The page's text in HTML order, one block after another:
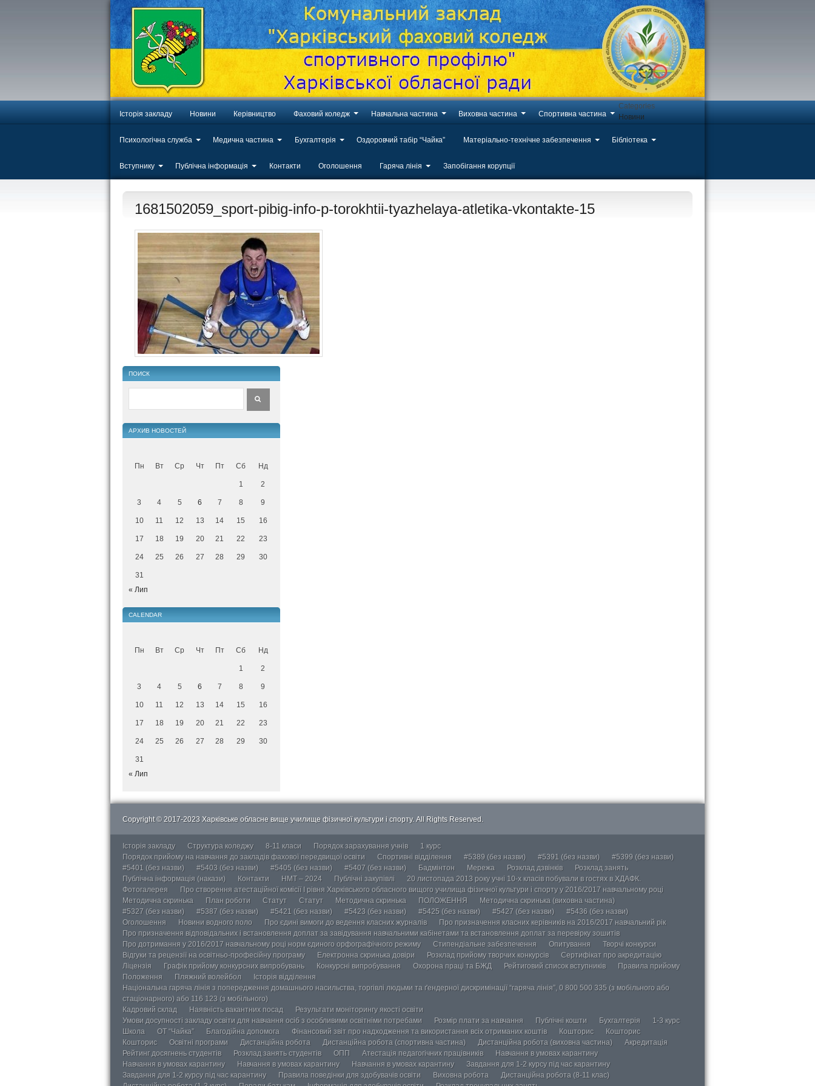
Історія закладу Новини Керівництво Фаховий коледж Навчальна частина Виховна частина Спортивна частина
Психологічна служба Медична частина Бухгалтерія Оздоровчий табір “Чайка” Матеріально-технічне забезпечення Бібліотека
Вступнику Публічна інформація Контакти Оголошення Гаряча лінія Запобігання корупції
Categories
Новини
1681502059_sport-pibig-info-p-torokhtii-tyazhelaya-atletika-vkontakte-15
ПОИСК
АРХИВ НОВОСТЕЙ
Пн Вт Ср Чт Пт Сб Нд
1 2
3 4 5 6 7 8 9
10 11 12 13 14 15 16
17 18 19 20 21 22 23
24 25 26 27 28 29 30
31
« Лип
CALENDAR
Пн Вт Ср Чт Пт Сб Нд
1 2
3 4 5 6 7 8 9
10 11 12 13 14 15 16
17 18 19 20 21 22 23
24 25 26 27 28 29 30
31
« Лип
Copyright © 2017-2023 Харківське обласне вище училище фізичної культури і спорту. All Rights Reserved.
Історія закладу Структура коледжу 8-11 класи Порядок зарахування учнів
1 курс
Порядок прийому на навчання до закладів фахової передвищої освіти
Спортивні відділення #5389 (без назви) #5391 (без назви)
#5399 (без назви)
#5401 (без назви)
#5403 (без назви) #5405 (без назви) #5407 (без назви) Бадмінтон Мережа Розклад дзвінків
Розклад занять
Публічна інформація (накази)
Контакти НМТ – 2024 Публічні закупівлі
20 листопада 2013 року учні 10-х класів побували в гостях в ХДАФК.
Фотогалерея
Про створення атестаційної комісії І рівня Харківського обласного вищого училища фізичної культури і спорту у 2016/2017 навчальному році
Методична скринька
План роботи Статут Статут Методична скринька ПОЛОЖЕННЯ
Методична скринька (виховна частина)
#5327 (без назви)
#5387 (без назви) #5421 (без назви) #5423 (без назви) #5425 (без назви) #5427 (без назви)
#5436 (без назви)
Оголошення
Новини водного поло Про єдині вимоги до ведення класних журналів
Про призначення класних керівників на 2016/2017 навчальний рік
Про призначення відповідальних і встановлення доплат за завідування навчальними кабінетами та встановлення доплат за перевірку зошитів
Про дотримання у 2016/2017 навчальному році норм єдиного орфографічного режиму
Стипендіальне забезпечення Опитування
Творчі конкурси
Відгуки та рецензії на освітньо-професійну програму
Електронна скринька довіри Розклад прийому творчих конкурсів
Сертифікат про акредитацію
Ліцензія
Графік прийому конкурсних випробувань Конкурсні випробування Охорона праці та БЖД Рейтиговий список вступників
Правила прийому
Положення
Пляжний волейбол
Історія відділення
Національна гаряча лінія з попередження домашнього насильства, торгівлі людьми та ґендерної дискримінації “гаряча лінія”, 0 800 500 335 (з мобільного або
стаціонарного) або 116 123 (з мобільного)
Кадровий склад
Наявність вакантних посад
Результати моніторингу якості освіти
Умови досупності закладу освіти для навчання осіб з особливими освітніми потребами
Розмір плати за навчання Публічні кошти Бухгалтерія
1-3 курс
Школа
ОТ “Чайка” Благодійна допомога Фінансовий звіт про надходження та використання всіх отриманих коштів Кошторис
Кошторис
Кошторис
Освітні програми Дистанційна робота Дистанційна робота (спортивна частина) Дистанційна робота (виховна частина)
Акредитація
Рейтинг досягнень студентів
Розклад занять студентів ОПП Атестація педагогічних працівників
Навчання в умовах карантину
Навчання в умовах карантину
Навчання в умовах карантину Навчання в умовах карантину
Завдання для 1-2 курсу під час карантину
Завдання для 1-2 курсу під час карантину
Правила поведінки для здобувачів освіти Виховна робота
Дистанційна робота (8-11 клас)